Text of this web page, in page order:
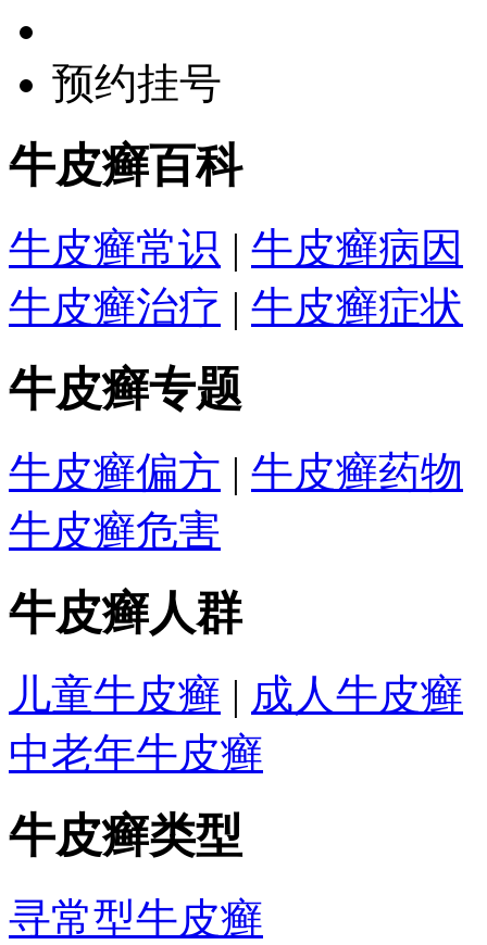
预约挂号
牛皮癣百科
牛皮癣常识 | 牛皮癣病因
牛皮癣治疗 | 牛皮癣症状
牛皮癣专题
牛皮癣偏方 | 牛皮癣药物
牛皮癣危害
牛皮癣人群
儿童牛皮癣 | 成人牛皮癣
中老年牛皮癣
牛皮癣类型
寻常型牛皮癣